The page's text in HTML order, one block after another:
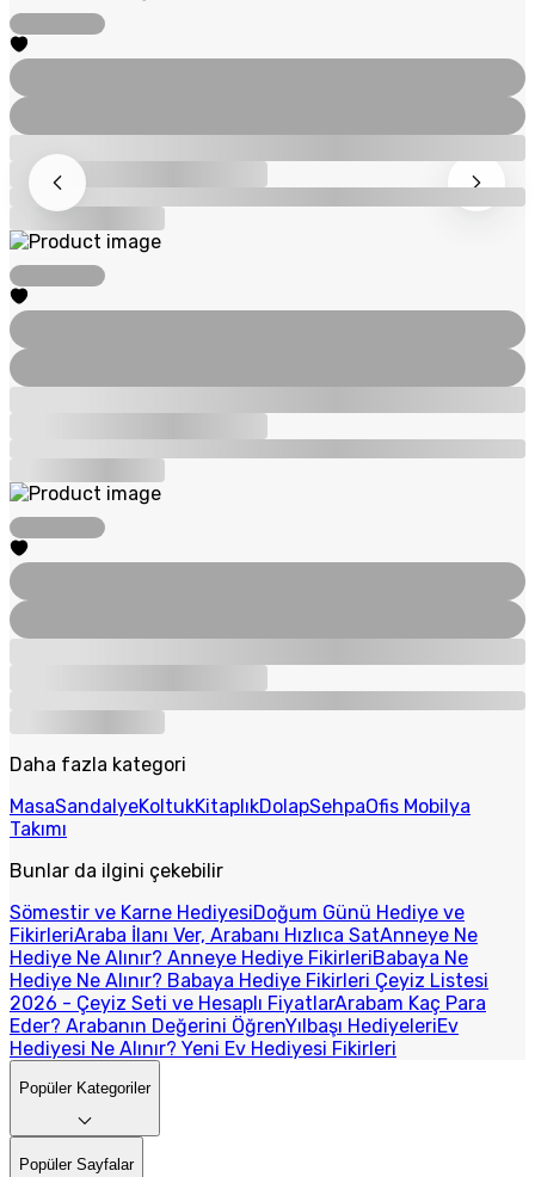
Daha fazla kategori
MasaSandalyeKoltukKitaplıkDolapSehpaOfis Mobilya
Takımı
Bunlar da ilgini çekebilir
Sömestir ve Karne HediyesiDoğum Günü Hediye ve
FikirleriAraba İlanı Ver, Arabanı Hızlıca SatAnneye Ne
Hediye Ne Alınır? Anneye Hediye FikirleriBabaya Ne
Hediye Ne Alınır? Babaya Hediye Fikirleri Çeyiz Listesi
2026 - Çeyiz Seti ve Hesaplı FiyatlarArabam Kaç Para
Eder? Arabanın Değerini ÖğrenYılbaşı HediyeleriEv
Hediyesi Ne Alınır? Yeni Ev Hediyesi Fikirleri
Popüler Kategoriler
Popüler Sayfalar